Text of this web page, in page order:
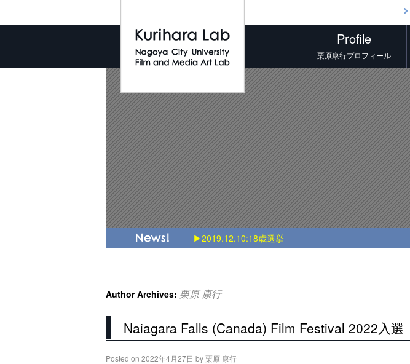
Profile
栗原康行プロフィール
▶2019.12.10:18歳選挙
Author Archives: 栗原 康行
Naiagara Falls (Canada) Film Festival 2022入選
Posted on 2022年4月27日 by栗原 康行